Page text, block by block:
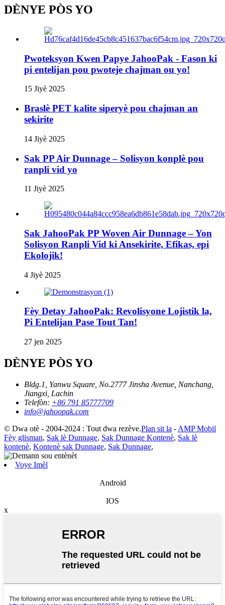
DÈNYE PÒS YO
Pwoteksyon Kwen Papye JahooPak - Fason ki
pi entelijan pou pwoteje chajman ou yo!
15 Jiyè 2025
Braslè PET kalite siperyè pou chajman an
sekirite
14 Jiyè 2025
Sak PP Air Dunnage – Solisyon konplè pou
ranpli vid yo
11 Jiyè 2025
Sak JahooPak PP Woven Air Dunnage – Yon
Solisyon Ranpli Vid ki Ansekirite, Efikas, epi
Ekolojik!
4 Jiyè 2025
Fèy Detay JahooPak: Revolisyone Lojistik la,
Pi Entelijan Pase Tout Tan!
27 jen 2025
DÈNYE PÒS YO
Bldg.1, Yanwu Square, No.2777 Jinsha Avenue, Nanchang,
Jiangxi, Lachin
Telefòn: +86 791 85777709
info@jahoopak.com
© Dwa otè - 2004-2024 : Tout dwa rezève.Plan sit la - AMP Mobil
Fèy glisman, Sak lè Dunnage, Sak Dunnage Kontenè, Sak lè
kontenè, Kontenè sak Dunnage, Sak Dunnage,
Voye Imèl
Android
IOS
x